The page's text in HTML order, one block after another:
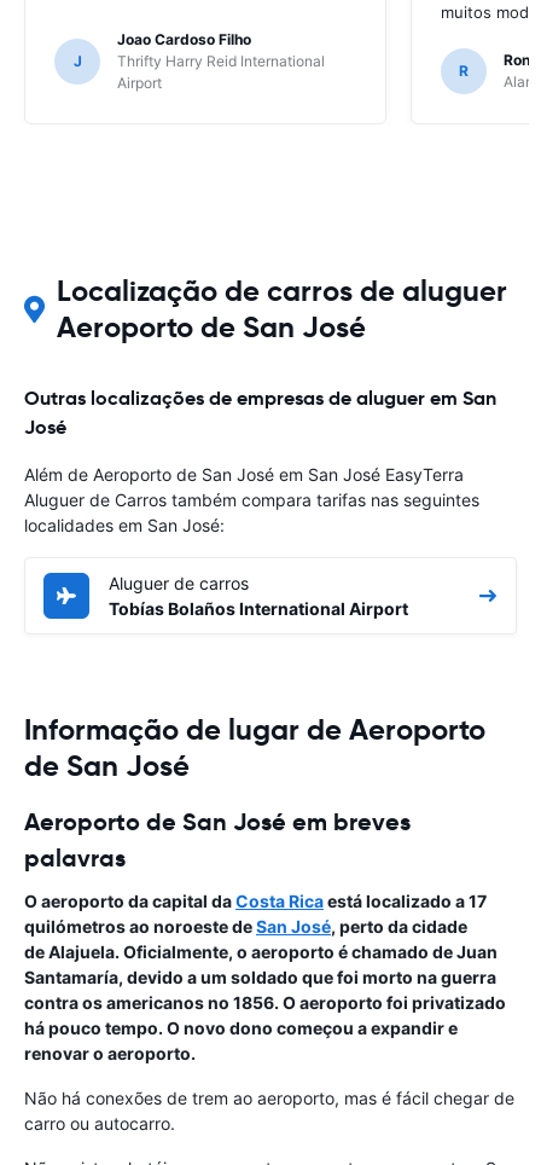
J
Joao Cardoso Filho
Thrifty Harry Reid International
Airport
muitos
R
Localização de carros de aluguer
Aeroporto de San José
Outras localizações de empresas de aluguer em San
José
Além de Aeroporto de San José em San José EasyTerra
Aluguer de Carros também compara tarifas nas seguintes
localidades em San José:
Aluguer de carros
Tobías Bolaños International Airport
Informação de lugar de Aeroporto
de San José
Aeroporto de San José em breves
palavras
Oaeroporto da capital daCosta Ricaestá localizado a 17
quilómetros ao noroeste deSan José, perto da cidade
de Alajuela. Oficialmente, o aeroporto é chamado deJuan
Santamaría, devido a um soldado que foi morto na guerra
contra os americanos no 1856. O aeroporto foi privatizado
há pouco tempo. O novo dono começou a expandir e
renovar o aeroporto.
Não há conexões de trem ao aeroporto, mas é fácil chegar de
carro ou autocarro.